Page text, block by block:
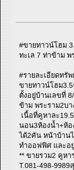
#ขายทาวน์โฮม
ทะเล 7 ท่าข้าม พ
#รายละเอียดทรัพ
ขายทาวน์โฮม
ตั้งอยู่บ้านเลขที่
ข้าม พระราม2บ
เนื้อที่คูหาละ
นอน3ห้องน้ำ+ห้อ
ได้2คัน หน้าบ้าน
ทำออฟฟิศ และอ
** ขายรวม2 คูห
T.081-498-9989